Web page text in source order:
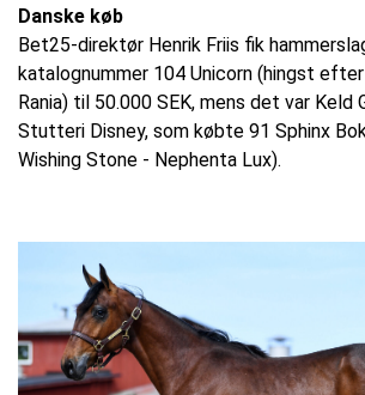
Danske køb
Bet25-direktør Henrik Friis fik
katalognummer 104 Unicorn (hingst efter
Rania) til 50.000 SEK, mens det var Keld
Stutteri Disney, som købte 91 Sphinx
Wishing Stone - Nephenta Lux).